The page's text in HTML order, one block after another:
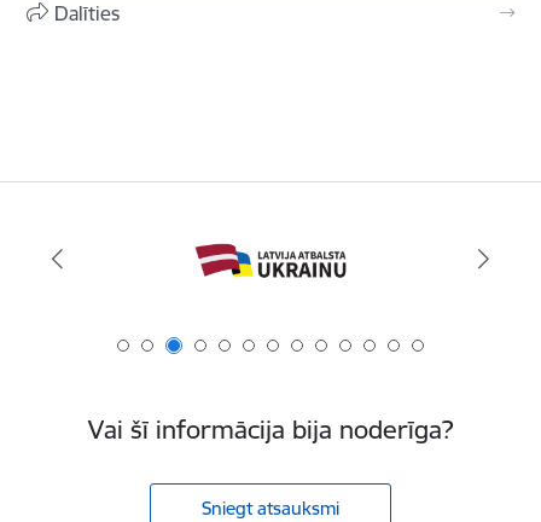
Dalīties
Vai šī informācija bija noderīga?
Sniegt atsauksmi